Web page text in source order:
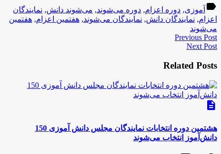
label آموزی, دوره اعزام, دوره می‌شوند, می‌شوند دانش, نمایندگان
اعزام, نمایندگان دانش, نمایندگان می‌شوند, هفتمین اعزام, هفتمین
می‌شوند
Previous Post
Next Post
Related Posts
description
هشتمین دوره انتخابات نمایندگان مجلس دانش آموزی 150
دانش‌آموز انتخاب می‌شوند